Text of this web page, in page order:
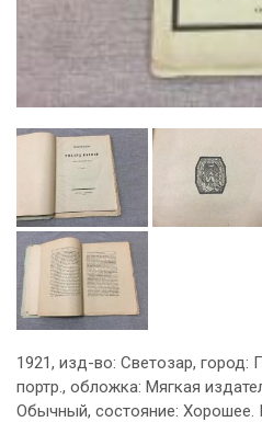
1921, изд-во: Светозар, город:
портр., обложка: Мягкая
Обычный, состояние: Хорошее.